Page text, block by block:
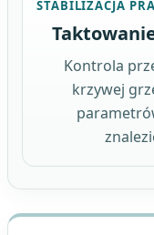
STABILIZACJA
Kontrola
krzywej